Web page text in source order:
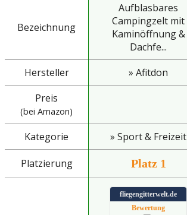
Bezeichnung
Aufblasbares
Campingzelt mit
Kaminöffnung &
Dachfe...
Hersteller » Afitdon
Preis
(bei Amazon)
Kategorie » Sport & Freizeit
Platzierung Platz 1
fliegengitterwelt.de
Bewertung